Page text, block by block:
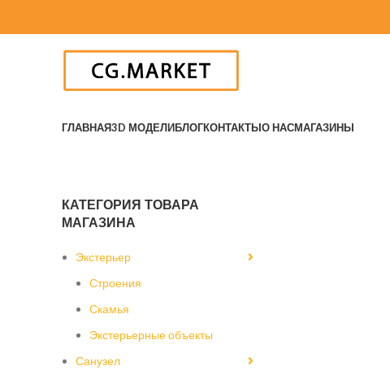
ГЛАВНАЯ3D МОДЕЛИБЛОГКОНТАКТЫО НАСМАГАЗИНЫ
КАТЕГОРИЯ ТОВАРА
МАГАЗИНА
Экстерьер
Строения
Скамья
Экстерьерные объекты
Санузел